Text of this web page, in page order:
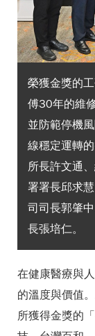
榮獲金獎的
傅30年的維
並防範停機
線穩定運轉
所長許文通
署署長邱求
司司長郭肇
長張培仁。
在健康醫療與
的溫度與價值
所獲得金獎的